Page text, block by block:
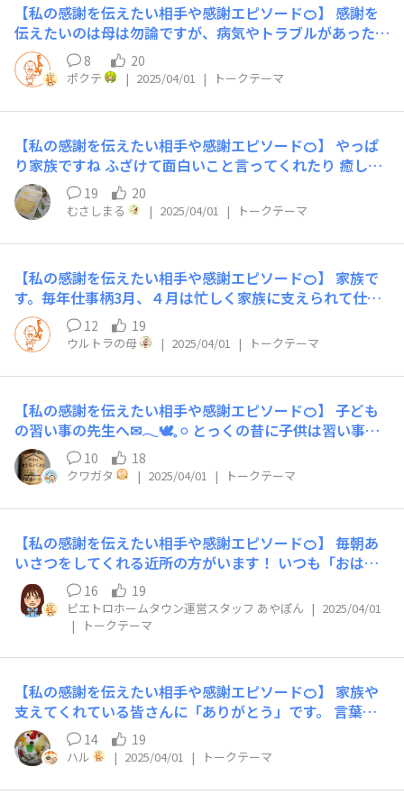
【私の感謝を伝えたい相手や感謝エピソード🍊】 感謝を
伝えたいのは母は勿論ですが、病気やトラブルがあった時
にいつも支えてくれる学生時代からの友人２人です。 感
謝してもしきれないくらい大切な友人。暫く会ったり連絡
していない期間があっても、必ず危機があると何故か友人
のどちらかから連絡がくるのです！ 虫の知らせなのか
8 20
ポクテ | 2025/04/01 | トークテーマ
【私の感謝を伝えたい相手や感謝エピソード🍊】 やっぱ
り家族ですね ふざけて面白いこと言ってくれたり 癒しで
す😊✨️
19 20
むさしまる | 2025/04/01 | トークテーマ
【私の感謝を伝えたい相手や感謝エピソード🍊】 家族で
す。毎年仕事柄3月、４月は忙しく家族に支えられて仕事
をしてますので、朝食は私が作りますが、夕食は家族に作
ってもらい、家族との会話でリセットされ癒され明日の活
動につながっているので♪ありがとう 助かる (^^♪の
連発です。大人になった子供達からは 無理しないでね
12 19
ウルトラの母 | 2025/04/01 | トークテーマ
【私の感謝を伝えたい相手や感謝エピソード🍊】 子ども
の習い事の先生へ✉𓂃🕊𓈒 𓏸 とっくの昔に子供は習い事が
終わっちゃってますが、親子共々いつも旬な書籍や音楽。
お得な情報や美味しいお店に連れて行って下さりありがと
うございま〜す😊って、先週お伝えしたばかりです(⁎ᴗ͈ ⩊
ᴗ͈⁎)
10 18
クワガタ | 2025/04/01 | トークテーマ
【私の感謝を伝えたい相手や感謝エピソード🍊】 毎朝あ
いさつをしてくれる近所の方がいます！ いつも「おはよ
う！いってらっしゃい！」と元気に声を掛けてくださるの
で、「今日も頑張ろう！」という気持ちになります☀
16 19
ピエトロホームタウン運営スタッフ あやぽん | 2025/04/01
|
トークテーマ
【私の感謝を伝えたい相手や感謝エピソード🍊】 家族や
支えてくれている皆さんに「ありがとう」です。 言葉に
出さないと相手に伝わらないので、「ありがとう」と思っ
たら、伝えるように心がけています。
14 19
ハル | 2025/04/01 | トークテーマ